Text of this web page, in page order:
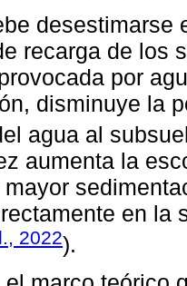
desestimarse
recarga de los
por
disminuye la
agua al
aumenta la
en la
2022).